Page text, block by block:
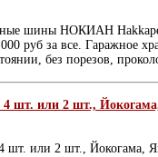
шины НОКИАН
руб за все. Гаражное
без порезов,
шт. или 2 шт.,
или 2 шт., Йокогама,